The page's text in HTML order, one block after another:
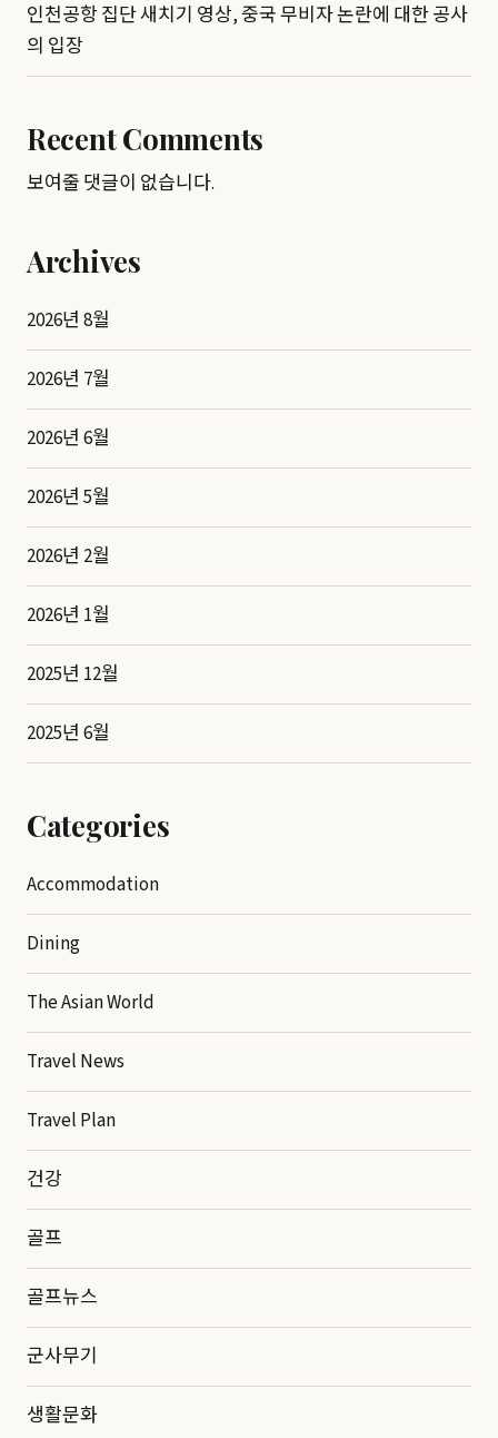
인천공항 집단 새치기 영상, 중국 무비자 논란에 대한 공사
의 입장
Recent Comments
보여줄 댓글이 없습니다.
Archives
2026년 8월
2026년 7월
2026년 6월
2026년 5월
2026년 2월
2026년 1월
2025년 12월
2025년 6월
Categories
Accommodation
Dining
The Asian World
Travel News
Travel Plan
건강
골프
골프뉴스
군사무기
생활문화